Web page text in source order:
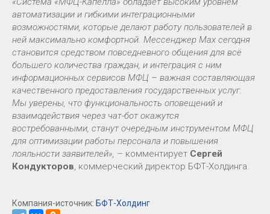
автоматизации и гибкими интеграционными
возможностями, которые делают работу пользователей в
ней максимально комфортной. Мессенджер Max сегодня
становится средством повседневного общения для всё
большего количества граждан, и интеграция с ним
информационных сервисов МФЦ – важная составляющая
качественного предоставления государственных услуг.
Мы уверены, что функциональность оповещений и
взаимодействия через чат-бот окажутся
востребованными, станут очередным инструментом МФЦ
для оптимизации работы персонала и повышения
лояльности заявителей», – комментирует Сергей
Кондукторов, коммерческий директор БФТ-Холдинга.
Компания-источник: БФТ-Холдинг